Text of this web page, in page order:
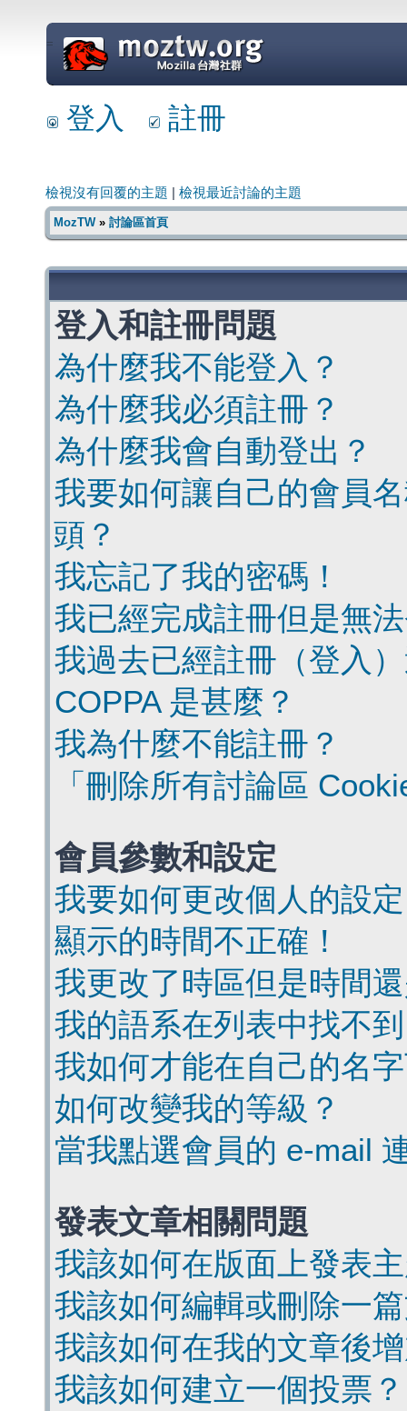
=
登入 註冊
檢視沒有回覆的主題 檢視最近討論的主題
MozTW» 討論區首頁
登入和註冊問題
為什麼我不能登入？
為什麼我必須註冊？
為什麼我會自動登出？
我要如何讓自己的會員
頭？
我忘記了我的密碼！
我已經完成註冊但是無
我過去已經註冊（登入
COPPA 是甚麼？
我為什麼不能註冊？
「刪除所有討論區
會員參數和設定
我要如何更改個人的設
顯示的時間不正確！
我更改了時區但是時間
我的語系在列表中找不
我如何才能在自己的名
如何改變我的等級？
當我點選會員的 e-mail
發表文章相關問題
我該如何在版面上發表
我該如何編輯或刪除一
我該如何在我的文章後
我該如何建立一個投票？